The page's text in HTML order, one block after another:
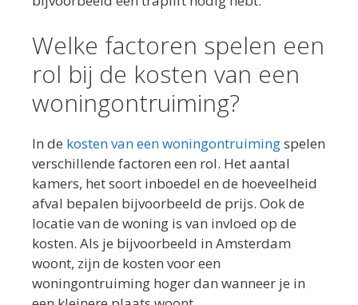
Welke factoren spelen een
rol bij de kosten van een
woningontruiming?
In de kosten van een woningontruimingspelen
verschillende factoren een rol. Het aantal
kamers, het soort inboedel en de hoeveelheid
afval bepalen bijvoorbeeld de prijs. Ook de
locatie van de woning is van invloed op de
kosten. Als je bijvoorbeeld in Amsterdam
woont, zijn de kosten voor een
woningontruiming hoger dan wanneer je in